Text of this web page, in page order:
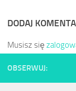
DODAJ
Musisz się
OBSERWUJ: